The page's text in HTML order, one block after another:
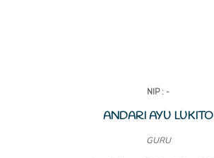
NIP : -
ANDARI AYU LUKITO
GURU